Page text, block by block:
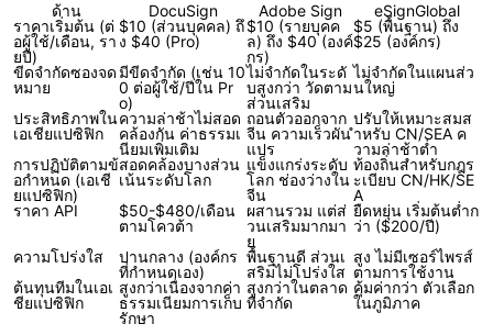
ด้าน DocuSign Adobe Sign
eSignGlobal
ราคาเริ่มต้น (ต่
อผู้ใช้/เดือน, รา
ยปี)
$10 (ส่วนบุคคล) ถึ
ง $40 (Pro)
$10 (รายบุคค
ล) ถึง $40 (องค์
กร)
$5 (พื้นฐาน) ถึง
$25 (องค์กร)
ขีดจำกัดซองจด
หมาย
มีขีดจำกัด (เช่น 10
0 ต่อผู้ใช้/ปีใน Pr
o)
ไม่จำกัดในระดั
บสูงกว่า วัดตาม
ส่วนเสริม
ไม่จำกัดในแผนส่ว
นใหญ่
ประสิทธิภาพใน
เอเชียแปซิฟิก
ความล่าช้าไม่สอด
คล้องกัน ค่าธรรมเ
นียมเพิ่มเติม
ถอนตัวออกจาก
จีน ความเร็วผัน
แปร
ปรับให้เหมาะสมส
ำหรับ CN/SEA ค
วามล่าช้าต่ำ
การปฏิบัติตามข้
อกำหนด (เอเชี
ยแปซิฟิก)
สอดคล้องบางส่วน
เน้นระดับโลก
แข็งแกร่งระดับ
โลก ช่องว่างใน
จีน
ท้องถิ่นสำหรับกฎร
ะเบียบ CN/HK/SE
A
ราคา API
$50-$480/เดือน
ตามโควต้า
ผสานรวม แต่ส่
วนเสริมมากมา
ย
ยืดหยุ่น เริ่มต้นต่ำก
ว่า ($200/ปี)
ความโปร่งใส
ปานกลาง (องค์กร
ที่กำหนดเอง)
พื้นฐานดี ส่วนเ
สริมไม่โปร่งใส
สูง ไม่มีเซอร์ไพรส์
ตามการใช้งาน
ต้นทุนทีมในเอเ
ชียแปซิฟิก
สูงกว่าเนื่องจากค่า
ธรรมเนียมการเก็บ
รักษา
สูงกว่าในตลาด
ที่จำกัด
คุ้มค่ากว่า ตัวเลือก
ในภูมิภาค